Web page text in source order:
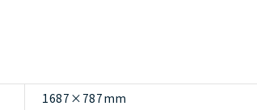
1687×787mm